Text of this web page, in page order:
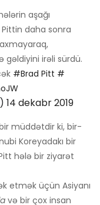
aşağı
daha sonra
gəldiyini irəli sürdü.
#Brad Pitt #
14 dekabr 2019
müddətdir ki, bir-
Koreyadakı bir
hələ bir ziyarət
etmək üçün Asiyanı
və bir çox insan